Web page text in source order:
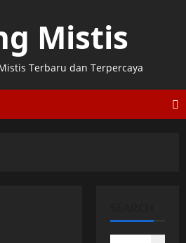
Mistis
Terbaru dan Terpercaya